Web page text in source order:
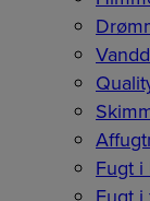
Fugt i